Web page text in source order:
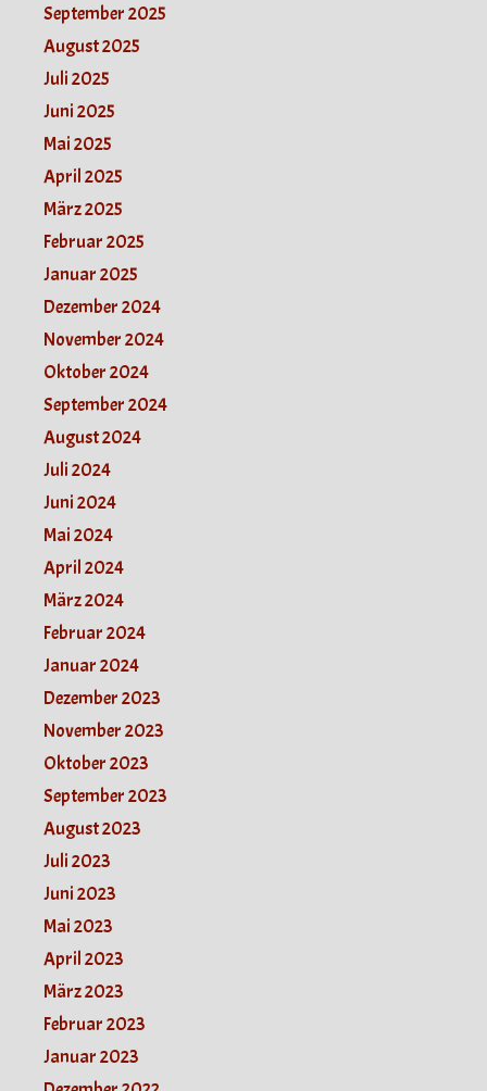
September 2025
August 2025
Juli 2025
Juni 2025
Mai 2025
April 2025
März 2025
Februar 2025
Januar 2025
Dezember 2024
November 2024
Oktober 2024
September 2024
August 2024
Juli 2024
Juni 2024
Mai 2024
April 2024
März 2024
Februar 2024
Januar 2024
Dezember 2023
November 2023
Oktober 2023
September 2023
August 2023
Juli 2023
Juni 2023
Mai 2023
April 2023
März 2023
Februar 2023
Januar 2023